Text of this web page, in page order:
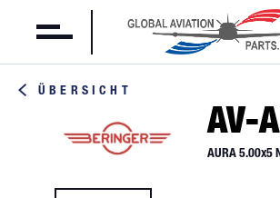
ÜBERSICHT
AV-
AURA 5.00x5